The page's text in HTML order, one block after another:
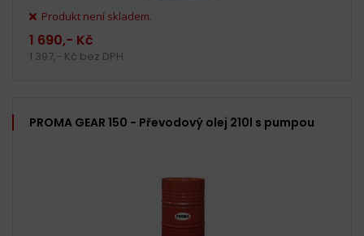
Produkt není skladem.
1 690,- Kč
1 397,- Kč bez DPH
PROMA GEAR 150 - Převodový olej 210l s pumpou